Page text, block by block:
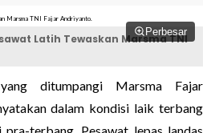
Perbesar
Latih Tewaskan Marsma TNI
ditumpangi Marsma Fajar
dalam kondisi laik terbang